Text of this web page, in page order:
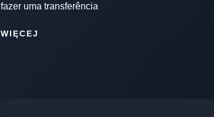
fazer uma transferência
WIĘCEJ